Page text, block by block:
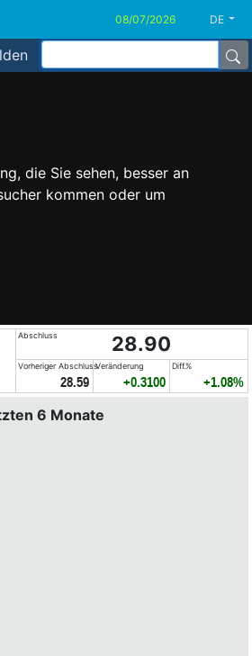
die Sie sehen, besser an
kommen oder um
DE
Abschluss 28.90
Vorheriger Abschluss
28.59
Veränderung
+0.3100
Diff.%
+1.08%
6 Monate